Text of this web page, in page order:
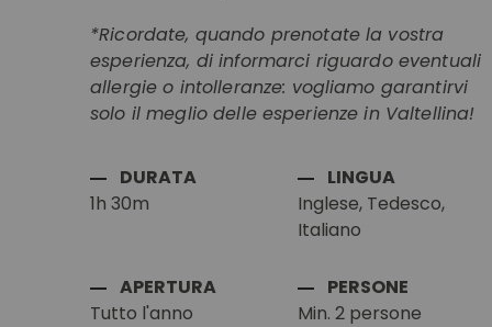
*Ricordate, quando prenotate la vostra
esperienza, di informarci riguardo eventuali
allergie o intolleranze: vogliamo garantirvi
solo il meglio delle esperienze in Valtellina!
DURATA
1h 30m
LINGUA
Inglese, Tedesco,
Italiano
APERTURA
Tutto l'anno
PERSONE
Min. 2 persone